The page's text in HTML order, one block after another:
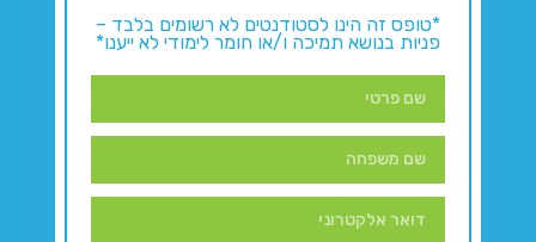
*טופס זה הינו לסטודנטים לא רשומים בלבד –
פניות בנושא תמיכה ו/או חומר לימודי לא ייענו*